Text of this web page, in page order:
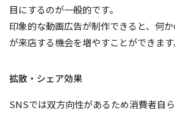
目にするのが一般的です。
印象的な動画広告が制作できると、何
が来店する機会を増やすことができます
拡散・シェア効果
SNSでは双方向性があるため消費者自